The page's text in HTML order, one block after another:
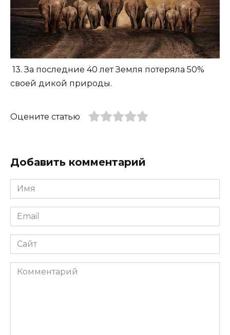
13. За последние 40 лет Земля потеряла 50%
своей дикой природы.
Оцените статью
Добавить комментарий
Имя
*
Email
*
Сайт
Комментарий